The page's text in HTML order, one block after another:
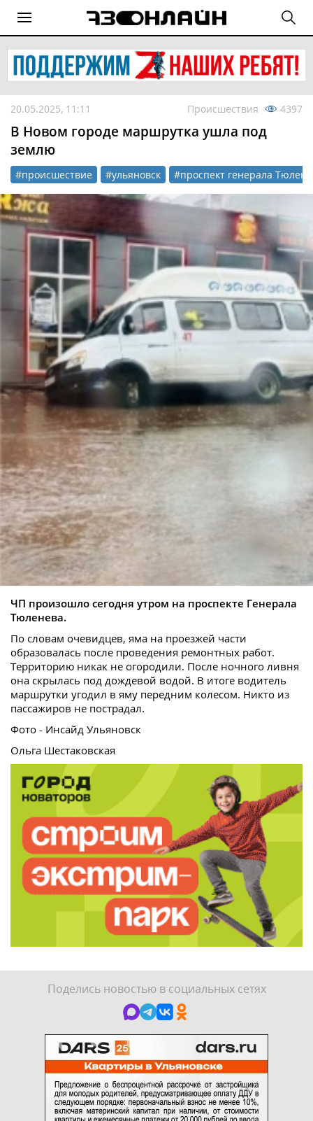
20.05.2025, 11:11 Происшествия 4397
В Новом городе маршрутка ушла под
землю
#происшествие #ульяновск #проспект генерала
ЧП произошло сегодня утром на проспекте Генерала
Тюленева.
По словам очевидцев, яма на проезжей части
образовалась после проведения ремонтных работ.
Территорию никак не огородили. После ночного ливня
она скрылась под дождевой водой. В итоге водитель
маршрутки угодил в яму передним колесом. Никто из
пассажиров не пострадал.
Фото - Инсайд Ульяновск
Ольга Шестаковская
Поделись новостью в социальных сетях